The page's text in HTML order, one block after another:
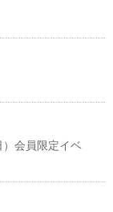
会員限定イベ